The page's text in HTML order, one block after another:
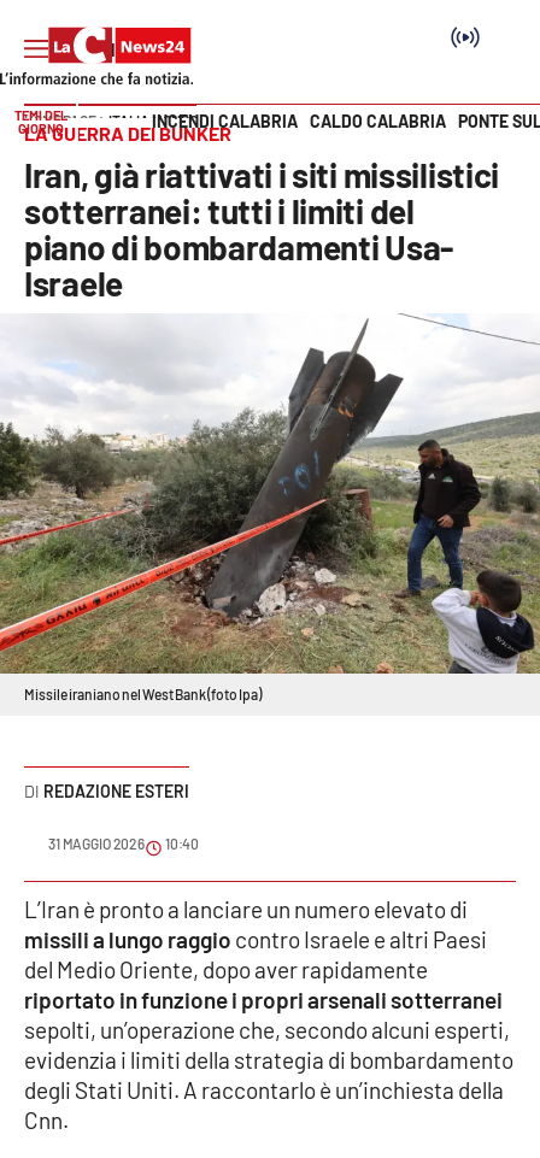
SEZIONI
Cronaca
Politica
Attualità
Economia e lavoro
Italia Mondo
Sanità
Sport
Cultura
Meteo
VIDEO
Ambiente
Cronaca
Cultura
Vai
TEMI DEL
GIORNO
INCENDI CALABRIA CALDO CALABRIA PONTE
HOME PAGE ITALIA MONDO
LA GUERRA DEI BUNKER
Iran, già riattivati i siti missilistici
sotterranei: tutti i limiti del
piano di bombardamenti Usa-
Israele
Missile iraniano nel West Bank (foto Ipa)
REDAZIONE ESTERI
31 MAGGIO 2026 10:40
L’Iran è pronto a lanciare un numero elevato di
missili a lungo raggio contro Israele e altri Paesi
del Medio Oriente, dopo aver rapidamente
riportato in funzione i propri arsenali sotterranei
sepolti, un’operazione che, secondo alcuni esperti,
evidenzia i limiti della strategia di bombardamento
degli Stati Uniti. A raccontarlo è un’inchiesta della
Cnn.